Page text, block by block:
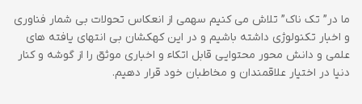
ما در” تک ناک” تلاش می کنیم سهمی از انعکاس تحولات بی شمار فناوری
و اخبار تکنولوژی داشته باشیم و در این کهکشان بی انتهای یافته های
علمی و دانش محور محتوایی قابل اتکاء و اخباری موثق را از گوشه و کنار
دنیا در اختیار علاقمندان و مخاطبان خود قرار دهیم.